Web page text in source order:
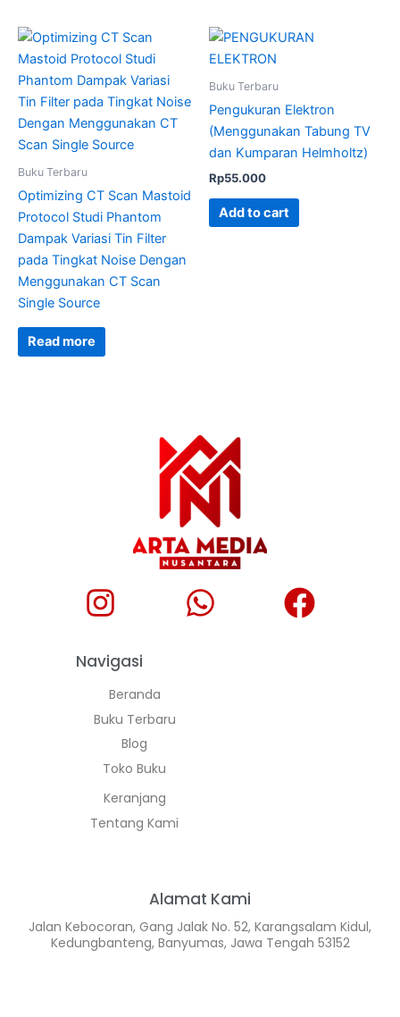
Buku Terbaru
Optimizing CT Scan Mastoid
Protocol Studi Phantom
Dampak Variasi Tin Filter
pada Tingkat Noise Dengan
Menggunakan CT Scan
Single Source
Read more
Buku Terbaru
Pengukuran Elektron
(Menggunakan Tabung TV
dan Kumparan Helmholtz)
Rp55.000
Add to cart
Navigasi
Beranda
Buku Terbaru
Blog
Toko Buku
Keranjang
Tentang Kami
Alamat Kami
Jalan Kebocoran, Gang Jalak No. 52, Karangsalam Kidul,
Kedungbanteng, Banyumas, Jawa Tengah 53152